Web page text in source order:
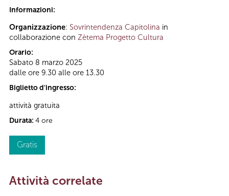
Informazioni:
Organizzazione: Sovrintendenza Capitolina in
collaborazione con Zètema Progetto Cultura
Orario:
Sabato 8 marzo 2025
dalle ore 9.30 alle ore 13.30
Biglietto d'ingresso:
attività gratuita
Durata: 4 ore
Gratis
Attività correlate